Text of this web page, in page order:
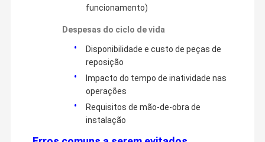
funcionamento)
Despesas do ciclo de vida
Disponibilidade e custo de peças de
reposição
Impacto do tempo de inatividade nas
operações
Requisitos de mão-de-obra de
instalação